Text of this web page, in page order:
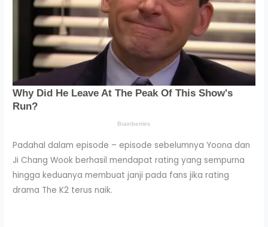
Padahal dalam episode – episode sebelumnya Yoona dan
Ji Chang Wook berhasil mendapat rating yang sempurna
hingga keduanya membuat janji pada fans jika rating
drama The K2 terus naik.